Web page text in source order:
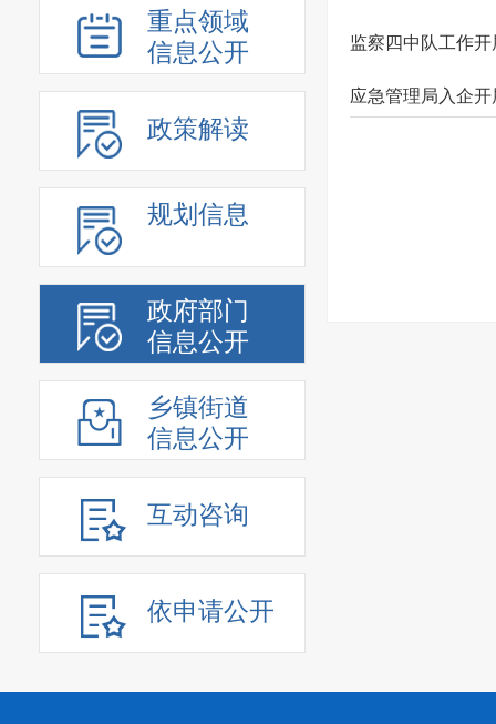
重点领域
信息公开
政策解读
规划信息
政府部门
信息公开
乡镇街道
信息公开
互动咨询
依申请公开
监察四中队工作
应急管理局入企